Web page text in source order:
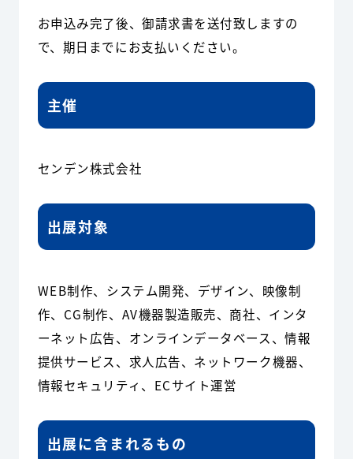
お申込み完了後、御請求書を送付致しますの
で、期日までにお支払いください。
主催
センデン株式会社
出展対象
WEB制作、システム開発、デザイン、映像制
作、CG制作、AV機器製造販売、商社、インタ
ーネット広告、オンラインデータベース、情報
提供サービス、求人広告、ネットワーク機器、
情報セキュリティ、ECサイト運営
出展に含まれるもの